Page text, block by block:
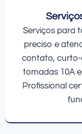
Serviços para
preciso e
contato,
tomadas 10A
Profissional